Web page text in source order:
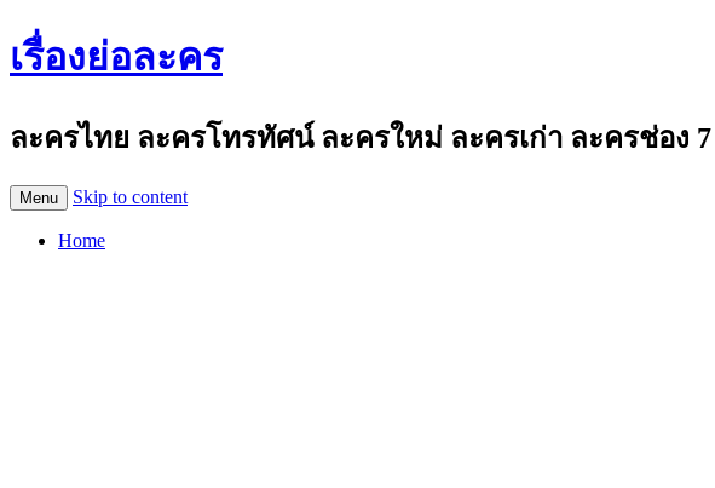
เรื่องย่อละคร
ละครไทย ละครโทรทัศน์ ละครใหม่ ละครเก่า ละครช่อง
Menu Skip to content
Home